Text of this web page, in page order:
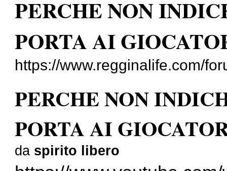
PERCHE NON
PORTA AI
https://www.regginalife.com/
PERCHE NON
PORTA AI
da spirito libero